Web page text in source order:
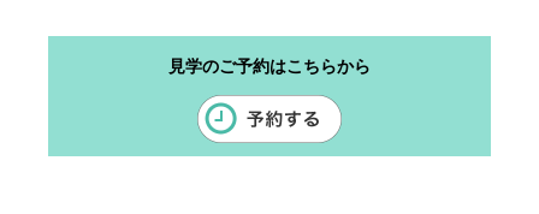
見学のご予約はこちらから